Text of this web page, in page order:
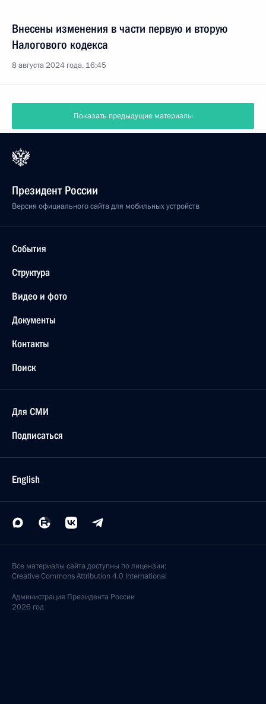
Внесены изменения в части первую и вторую
Налогового кодекса
8 августа 2024 года, 16:45
Показать предыдущие материалы
Президент России
Версия официального сайта для мобильных устройств
События
Структура
Видео и фото
Документы
Контакты
Поиск
Для СМИ
Подписаться
English
Все материалы сайта доступны по лицензии:
Creative Commons Attribution 4.0 International
Администрация Президента России
2026 год